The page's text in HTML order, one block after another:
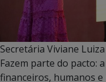
Secretária Viviane Luiza
Fazem parte do pacto:
financeiros, humanos